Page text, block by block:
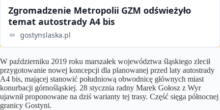
Zgromadzenie Metropolii GZM odświeżyło
temat autostrady A4 bis
gostynslaska.pl
W październiku 2019 roku marszałek województwa śląskiego zlecił
przygotowanie nowej koncepcji dla planowanej przed laty autostrady
A4 bis, mającej stanowić południową obwodnicę głównych miast
konurbacji górnośląskiej. 28 stycznia radny Marek Gołosz z Wyr
ujawnił proponowane na dziś warianty tej trasy. Część sięga północnej
granicy Gostyni.